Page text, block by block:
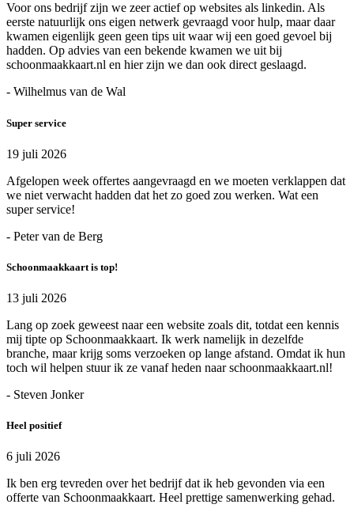
Voor ons bedrijf zijn we zeer actief op websites als linkedin. Als
eerste natuurlijk ons eigen netwerk gevraagd voor hulp, maar daar
kwamen eigenlijk geen geen tips uit waar wij een goed gevoel bij
hadden. Op advies van een bekende kwamen we uit bij
schoonmaakkaart.nl en hier zijn we dan ook direct geslaagd.
- Wilhelmus van de Wal
Super service
19 juli 2026
Afgelopen week offertes aangevraagd en we moeten verklappen dat
we niet verwacht hadden dat het zo goed zou werken. Wat een
super service!
- Peter van de Berg
Schoonmaakkaart is top!
13 juli 2026
Lang op zoek geweest naar een website zoals dit, totdat een kennis
mij tipte op Schoonmaakkaart. Ik werk namelijk in dezelfde
branche, maar krijg soms verzoeken op lange afstand. Omdat ik hun
toch wil helpen stuur ik ze vanaf heden naar schoonmaakkaart.nl!
- Steven Jonker
Heel positief
6 juli 2026
Ik ben erg tevreden over het bedrijf dat ik heb gevonden via een
offerte van Schoonmaakkaart. Heel prettige samenwerking gehad.